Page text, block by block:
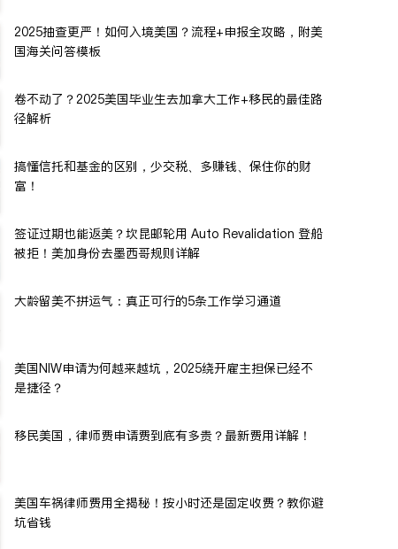
2025抽查更严！如何入境美国？流程+申报全攻略，附美
国海关问答模板
卷不动了？2025美国毕业生去加拿大工作+移民的最佳路
径解析
搞懂信托和基金的区别，少交税、多赚钱、保住你的财
富！
签证过期也能返美？坎昆邮轮用 Auto Revalidation 登船
被拒！美加身份去墨西哥规则详解
大龄留美不拼运气：真正可行的5条工作学习通道
美国NIW申请为何越来越坑，2025绕开雇主担保已经不
是捷径？
移民美国，律师费申请费到底有多贵？最新费用详解！
美国车祸律师费用全揭秘！按小时还是固定收费？教你避
坑省钱